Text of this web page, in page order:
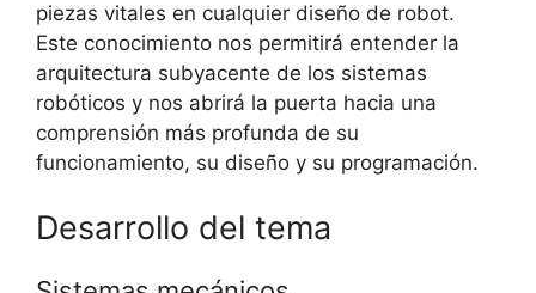
piezas vitales en cualquier diseño de robot.
Este conocimiento nos permitirá entender la
arquitectura subyacente de los sistemas
robóticos y nos abrirá la puerta hacia una
comprensión más profunda de su
funcionamiento, su diseño y su programación.
Desarrollo del tema